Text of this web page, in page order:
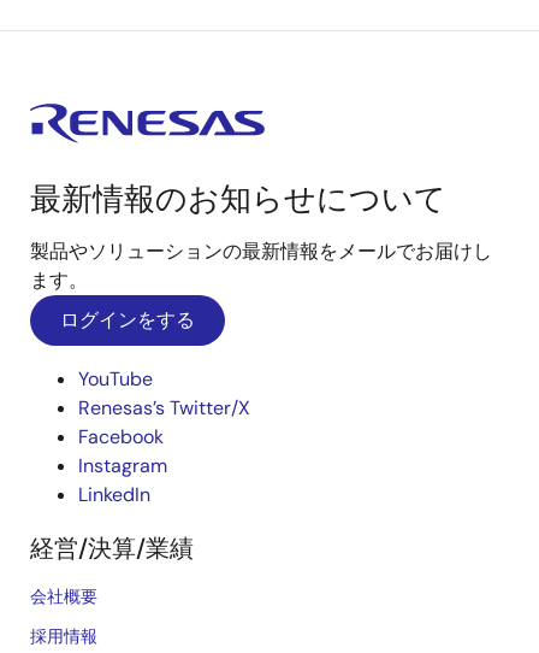
最新情報のお知らせについて
製品やソリューションの最新情報をメールでお届けし
ます。
ログインをする
YouTube
Renesas’s Twitter/X
Facebook
Instagram
LinkedIn
経営/決算/業績
会社概要
採用情報